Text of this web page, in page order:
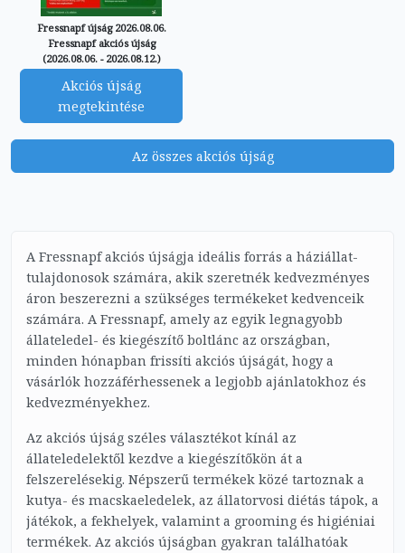
Fressnapf újság 2026.08.06.
Fressnapf akciós újság
(2026.08.06. - 2026.08.12.)
Akciós újság
megtekintése
Az összes akciós újság
A Fressnapf akciós újságja ideális forrás a háziállat-
tulajdonosok számára, akik szeretnék kedvezményes
áron beszerezni a szükséges termékeket kedvenceik
számára. A Fressnapf, amely az egyik legnagyobb
állateledel- és kiegészítő boltlánc az országban,
minden hónapban frissíti akciós újságát, hogy a
vásárlók hozzáférhessenek a legjobb ajánlatokhoz és
kedvezményekhez.
Az akciós újság széles választékot kínál az
állateledelektől kezdve a kiegészítőkön át a
felszerelésekig. Népszerű termékek közé tartoznak a
kutya- és macskaeledelek, az állatorvosi diétás tápok, a
játékok, a fekhelyek, valamint a grooming és higiéniai
termékek. Az akciós újságban gyakran találhatóak